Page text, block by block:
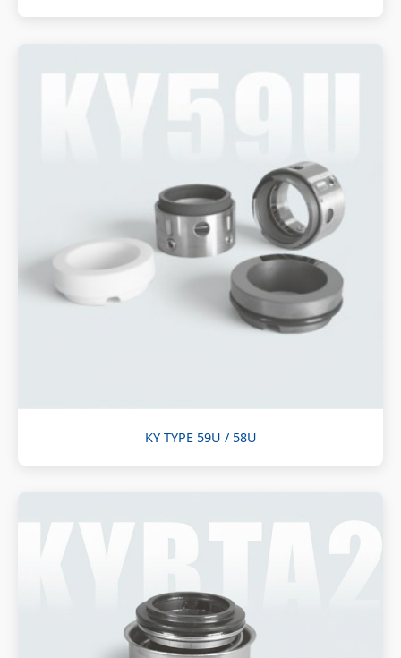
KY TYPE 59U / 58U